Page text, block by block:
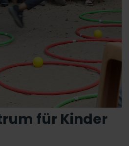
für Kinder